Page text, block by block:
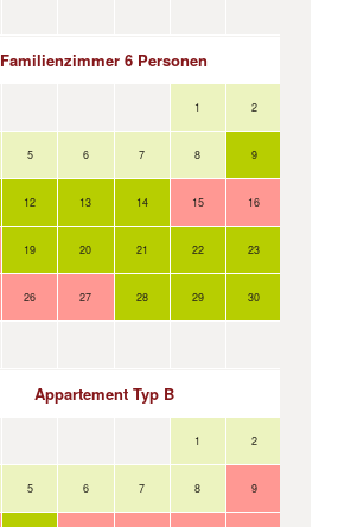
Familienzimmer 6 Personen
1 2
5 6 7 8 9
12 13 14 15 16
19 20 21 22 23
26 27 28 29 30
Appartement Typ B
1 2
5 6 7 8 9